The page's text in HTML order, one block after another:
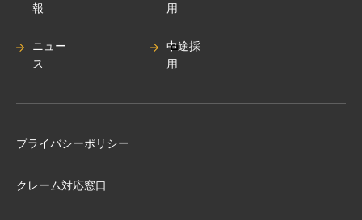
報
ニュー
ス
用
中途採
用
プライバシーポリシー
クレーム対応窓口